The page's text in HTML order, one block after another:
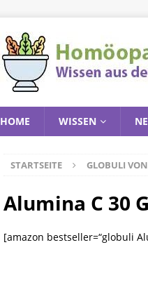
HOME WISSEN
STARTSEITE GLOBULI
Alumina C 30
[amazon bestseller=“globuli